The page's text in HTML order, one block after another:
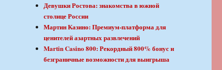
Девушки Ростова: знакомства в южной
столице России
Мартин Казино: Премиум-платформа для
ценителей азартных развлечений
Martin Casino 800: Рекордный 800% бонус и
безграничные возможности для выигрыша